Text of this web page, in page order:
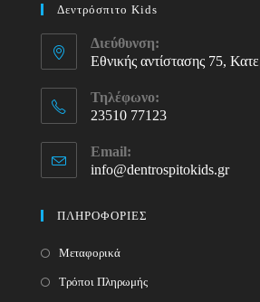
Δεντρόσπιτο Kids
Διεύθυνση:
Εθνικής αντίστασης 75,
Τηλέφωνο:
23510 77123
in
your
Email:
info@dentrospitokids.grOpens
ΠΛΗΡΟΦΟΡΙΕΣ
Μεταφορικά
Τρόποι Πληρωμής